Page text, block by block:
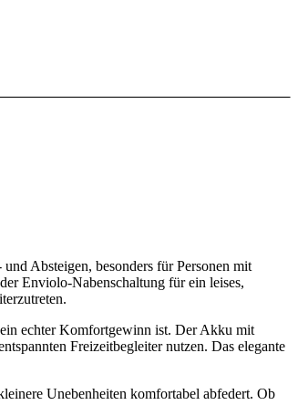
Absteigen, besonders für Personen mit
Enviolo-Nabenschaltung für ein leises,
echter Komfortgewinn ist. Der Akku mit
Freizeitbegleiter nutzen. Das elegante
Unebenheiten komfortabel abfedert. Ob